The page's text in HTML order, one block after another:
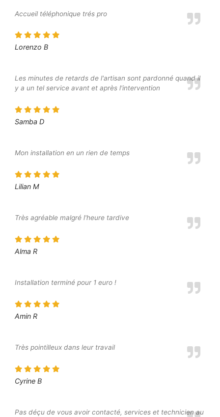
Accueil téléphonique trés pro
Lorenzo B
Les minutes de retards de l'artisan sont pardonné quand il
y a un tel service avant et après l'intervention
Samba D
Mon installation en un rien de temps
Lilian M
Très agréable malgré l'heure tardive
Alma R
Installation terminé pour 1 euro !
Amin R
Très pointilleux dans leur travail
Cyrine B
Pas déçu de vous avoir contacté, services et technicien au